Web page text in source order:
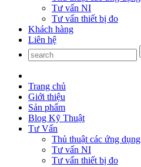
Tư vấn NI
Tư vấn thiết bị đo
Khách hàng
Liên hệ
Trang chủ
Giới thiệu
Sản phẩm
Blog Kỹ Thuật
Tư Vấn
Thủ thuật các ứng dụng
Tư vấn NI
Tư vấn thiết bị đo